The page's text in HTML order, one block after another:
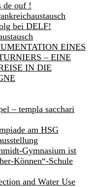
de ouf !
bei DELF!
EINES
– EINE
IN DIE
– templa sacchari
am HSG
Gymnasium ist
Können“-Schule
and Water Use